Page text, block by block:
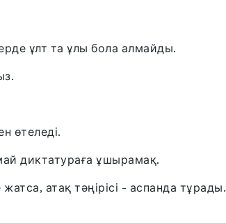
ұлт та ұлы бола алмайды.
өтеледі.
диктатураға ұшырамақ.
атақ тəңірісі - аспанда тұрады.